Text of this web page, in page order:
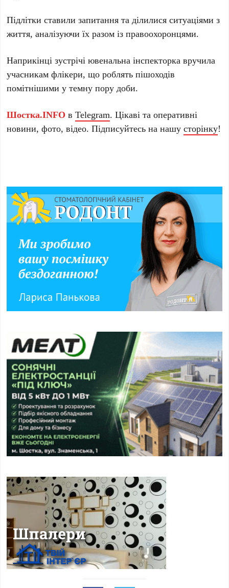
Підлітки ставили запитання та ділилися ситуаціями з
життя, аналізуючи їх разом із правоохоронцями.
Наприкінці зустрічі ювенальна інспекторка вручила
учасникам флікери, що роблять пішоходів
помітнішими у темну пору доби.
Шостка.INFO вTelegram. Цікаві та оперативні
новини, фото, відео. Підписуйтесь на нашусторінку!